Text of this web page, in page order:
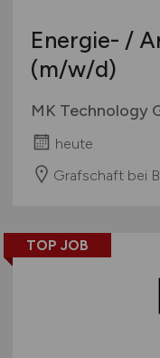
Energie- /
(m/w/d)
MK Technology
heute
Grafschaft bei
TOP JOB